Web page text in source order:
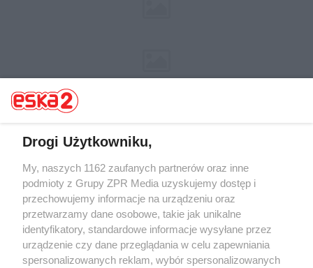
Żaden utwór zamieszczony w serwisie nie może być powielany i
rozpowszechniany lub dalej rozpowszechniany w jakikolwiek sposób (w
tym także elektroniczny lub mechaniczny) na jakimkolwiek polu
eksploatacji w jakiejkolwiek formie, włącznie z umieszczaniem w
Internecie bez pisemnej zgody właściciela praw. Jakiekolwiek użycie lub
wykorzystanie utworów w całości lub w części z naruszeniem prawa,
tzn. bez właściwej zgody, jest zabronione pod groźbą kary i może być
ścigane prawnie.
Drogi Użytkowniku,
My, naszych 1162 zaufanych partnerów oraz inne
podmioty z Grupy ZPR Media uzyskujemy dostęp i
przechowujemy informacje na urządzeniu oraz
przetwarzamy dane osobowe, takie jak unikalne
identyfikatory, standardowe informacje wysyłane przez
urządzenie czy dane przeglądania w celu zapewniania
spersonalizowanych reklam, wybór spersonalizowanych